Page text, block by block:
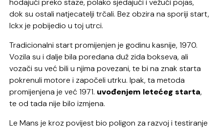
hodajući preko staze, polako sjedajući i vežući pojas,
dok su ostali natjecatelji trčali. Bez obzira na sporiji start,
Ickx je pobijedio u toj utrci.
Tradicionalni start promijenjen je godinu kasnije, 1970.
Vozila su i dalje bila poredana duž zida bokseva, ali
vozači su već bili u njima povezani, te bi na znak starta
pokrenuli motore i započeli utrku. Ipak, ta metoda
promijenjena je već 1971. uvođenjem letećeg starta,
te od tada nije bilo izmjena.
Le Mans je kroz povijest bio poligon za razvoj i testiranje